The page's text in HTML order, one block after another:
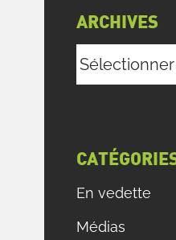
ARCHIVES
Archives
En vedette
Médias